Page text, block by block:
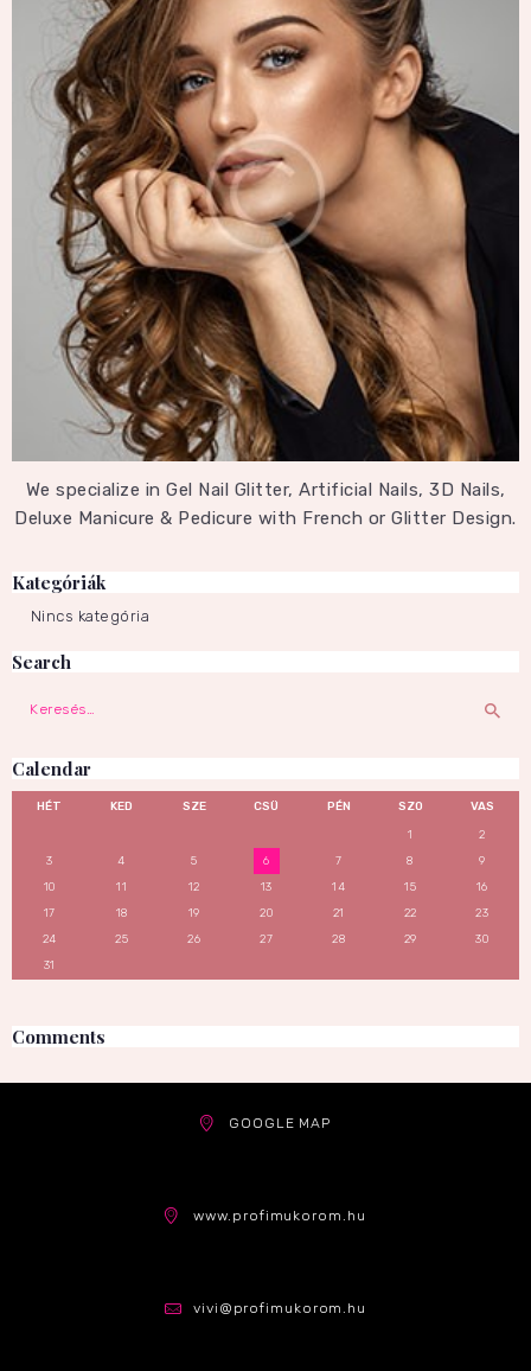
We specialize in Gel Nail Glitter, Artificial Nails, 3D Nails,
Deluxe Manicure & Pedicure with French or Glitter Design.
Kategóriák
Nincs kategória
Search
Calendar
HÉT KED SZE CSÜ PÉN SZO
VAS
1
2
3
4 5 6 7 8
9
10
11 12 13 14 15
16
17
18 19 20 21 22
23
24
25 26 27 28 29
30
31
Comments
GOOGLE MAP
www.profimukorom.hu
vivi@profimukorom.hu